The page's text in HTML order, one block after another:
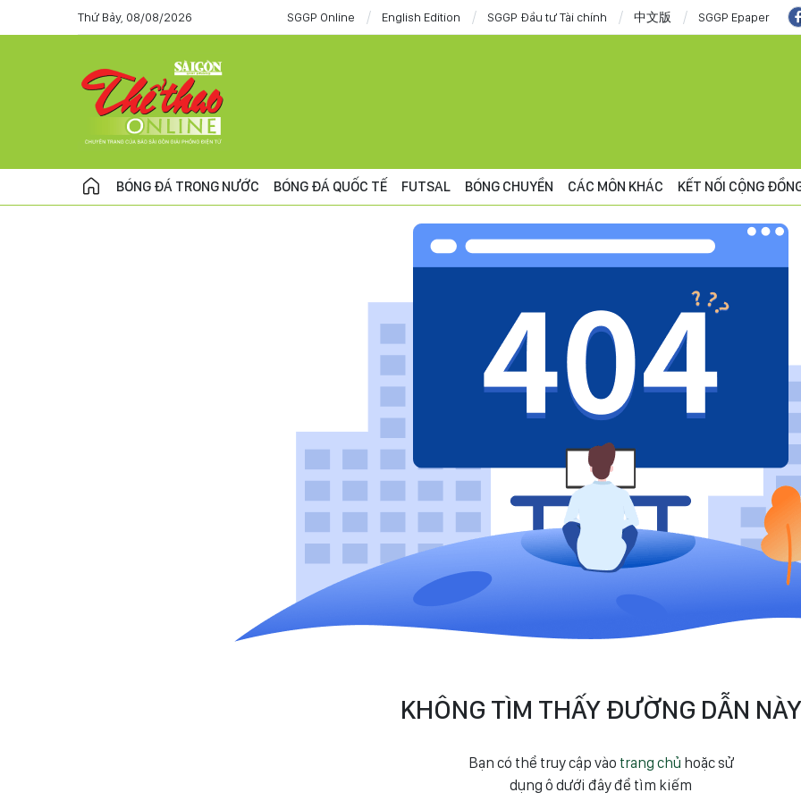
Thứ Bảy, 08/08/2026 SGGP Online English Edition SGGP Đầu tư Tài chính 中文版 SGGP Epaper
BÓNG ĐÁ TRONG NƯỚC BÓNG ĐÁ QUỐC TẾ FUTSAL BÓNG CHUYỀN CÁC MÔN KHÁC KẾT NỐI CỘNG
KHÔNG TÌM THẤY ĐƯỜNG DẪN NÀY
Bạn có thể truy cập vào trang chủ hoặc sử
dụng ô dưới đây để tìm kiếm